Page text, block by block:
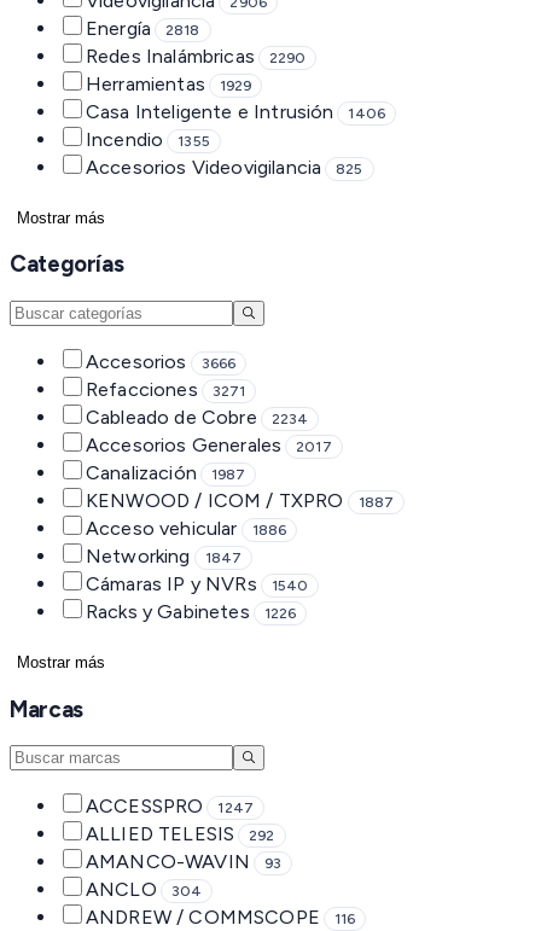
Energía 2818
Redes Inalámbricas 2290
Herramientas 1929
Casa Inteligente e Intrusión 1406
Incendio 1355
Accesorios Videovigilancia 825
Mostrar más
Categorías
Accesorios 3666
Refacciones 3271
Cableado de Cobre 2234
Accesorios Generales 2017
Canalización 1987
KENWOOD / ICOM / TXPRO 1887
Acceso vehicular 1886
Networking 1847
Cámaras IP y NVRs 1540
Racks y Gabinetes 1226
Mostrar más
Marcas
ACCESSPRO 1247
ALLIED TELESIS 292
AMANCO-WAVIN 93
ANCLO 304
ANDREW / COMMSCOPE 116